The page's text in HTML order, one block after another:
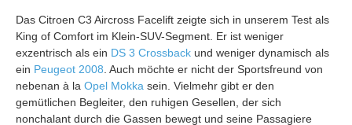
Das Citroen C3 Aircross Facelift zeigte sich in unserem Test als
King of Comfort im Klein-SUV-Segment. Er ist weniger
exzentrisch als ein DS 3 Crossback und weniger dynamisch als
ein Peugeot 2008. Auch möchte er nicht der Sportsfreund von
nebenan à la Opel Mokka sein. Vielmehr gibt er den
gemütlichen Begleiter, den ruhigen Gesellen, der sich
nonchalant durch die Gassen bewegt und seine Passagiere